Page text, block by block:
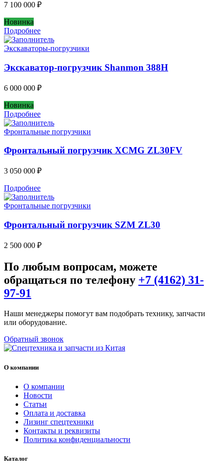
7 100 000 ₽
Новинка
Подробнее
Экскаваторы-погрузчики
Экскаватор-погрузчик Shanmon 388H
6 000 000 ₽
Новинка
Подробнее
Фронтальные погрузчики
Фронтальный погрузчик XCMG ZL30FV
3 050 000 ₽
Подробнее
Фронтальные погрузчики
Фронтальный погрузчик SZM ZL30
2 500 000 ₽
По любым вопросам, можете
обращаться по телефону +7 (4162) 31-
97-91
Наши менеджеры помогут вам подобрать технику, запчасти
или оборудование.
Обратный звонок
О компании
О компании
Новости
Статьи
Оплата и доставка
Лизинг спецтехники
Контакты и реквизиты
Политика конфиденциальности
Каталог